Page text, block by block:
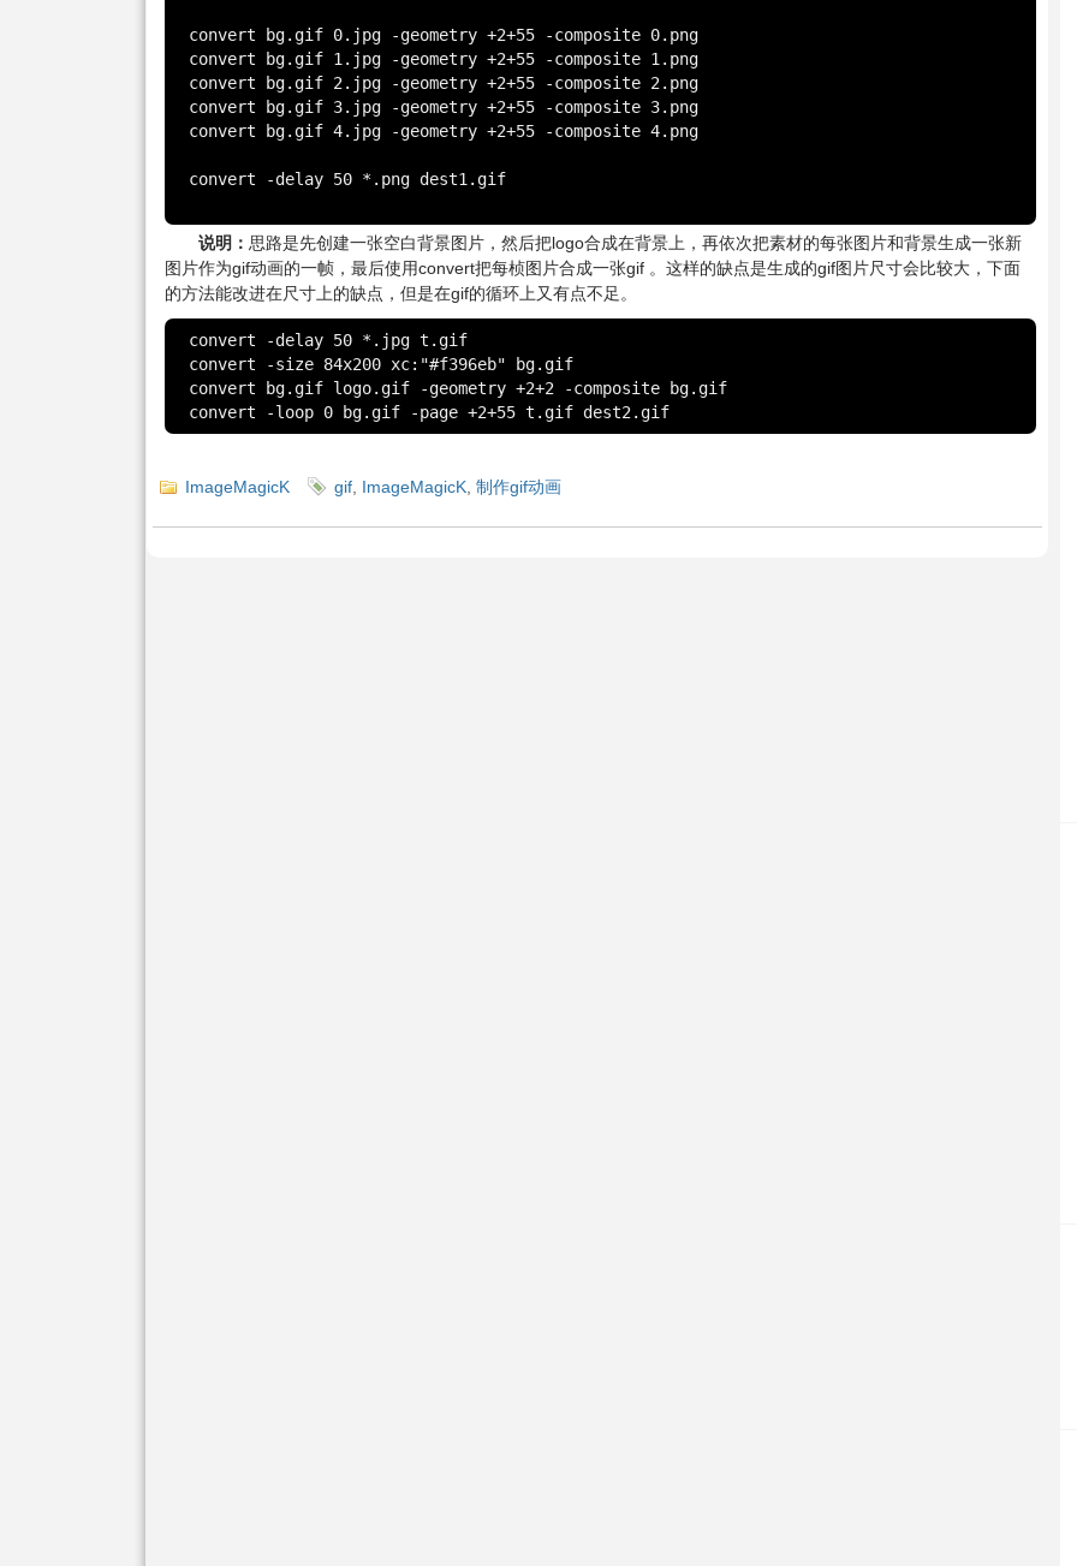
convert bg.gif 0.jpg -geometry +2+55 -composite 0.png
convert bg.gif 1.jpg -geometry +2+55 -composite 1.png
convert bg.gif 2.jpg -geometry +2+55 -composite 2.png
convert bg.gif 3.jpg -geometry +2+55 -composite 3.png
convert bg.gif 4.jpg -geometry +2+55 -composite 4.png
convert -delay 50 *.png dest1.gif
说明： 思路是先创建一张空白背景图片，然后把logo合成在背景上，再依次把素材的每张图片和背景生成一张新
图片作为gif动画的一帧，最后使用convert把每桢图片合成一张gif 。这样的缺点是生成的gif图片尺寸会比较大，下面
的方法能改进在尺寸上的缺点，但是在gif的循环上又有点不足。
convert -delay 50 *.jpg t.gif
convert -size 84x200 xc:"#f396eb" bg.gif
convert bg.gif logo.gif -geometry +2+2 -composite bg.gif
convert -loop 0 bg.gif -page +2+55 t.gif dest2.gif
ImageMagicK gif, ImageMagicK, 制作gif动画